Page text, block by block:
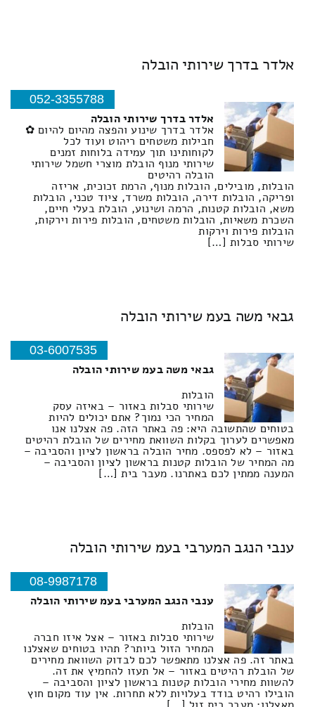
אלדר בדרך שירותי הובלה
052-3355788
אלדר בדרך שירותי הובלה
אלדר בדרך שינוע והפצה מהיום להיום ✿
חבילות משטחים ריהוט ועוד לכל
לקוחותינו תוך עמידה בלוחות זמנים
שירותי מנוף הובלת מוצרי חשמל שירותי
הובלה רהיטים
הובלות, מובילים, הובלות מנוף, הרמת זכוכית, אריזה
ופריקה, הובלות דירה, הובלות משרד, ציוד טכני, הובלות
משא, הובלות קטנות, הרמה ושינוע, הובלת בעלי חיים,
השכרת משאיות, הובלות משטחים, הובלות פירות וירקות,
הובלות פירות וירקות
שירותי סבלות […]
גבאי משה בעמ שירותי הובלה
03-6007535
גבאי משה בעמ שירותי הובלה
הובלות
שירותי סבלות באזור – באיזה עסק
המחיר הכי נמוך? אתם יכולים להיות
בטוחים שהתשובה היא: פה באתר הזה. פה אצלנו אנו
מאפשרים לערוך בקלות השוואת מחירים של הובלת רהיטים
באזור – לא לפספס. מחיר הובלה בראשון לציון והסביבה –
מה המחיר של הובלות קטנות בראשון לציון והסביבה –
המענה ממתין לכם באתרנו. מעבר בית […]
ענבי הנגב המערבי בעמ שירותי הובלה
08-9987178
ענבי הנגב המערבי בעמ שירותי הובלה
הובלות
שירותי סבלות באזור – אצל איזו חברה
המחיר הזול ביותר? תהיו בטוחים שאצלנו
באתר זה. פה אצלנו מתאפשר לכם לבדוק השוואת מחירים
של הובלת רהיטים באזור – אל תעזו להחמיץ את זה.
להשוות מחירי הובלות קטנות בראשון לציון והסביבה –
הובילו רהיט בודד בעלויות ללא תחרות. אין עוד מקום חוץ